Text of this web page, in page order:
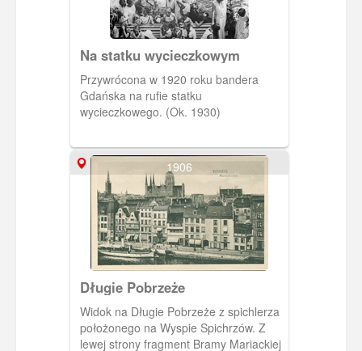
Na statku wycieczkowym
Przywrócona w 1920 roku bandera
Gdańska na rufie statku
wycieczkowego. (Ok. 1930)
1906
Długie Pobrzeże
Widok na Długie Pobrzeże z spichlerza
położonego na Wyspie Spichrzów. Z
lewej strony fragment Bramy Mariackiej